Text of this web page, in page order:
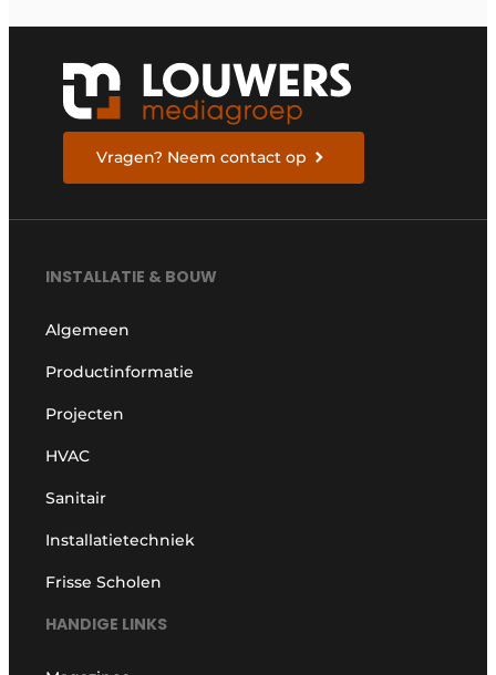
Vragen? Neem contact op
INSTALLATIE & BOUW
Algemeen
Productinformatie
Projecten
HVAC
Sanitair
Installatietechniek
Frisse Scholen
HANDIGE LINKS